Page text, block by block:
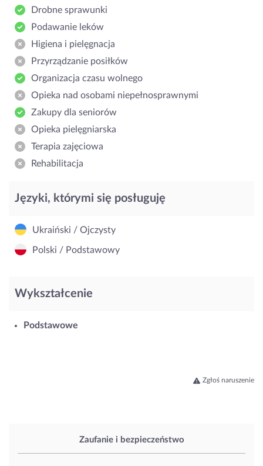
Zaufanie i bezpieczeństwo
Drobne sprawunki
Podawanie leków
Higiena i pielęgnacja
Przyrządzanie posiłków
Organizacja czasu wolnego
Opieka nad osobami niepełnosprawnymi
Zakupy dla seniorów
Opieka pielęgniarska
Terapia zajęciowa
Rehabilitacja
Języki, którymi się posługuję
Ukraiński / Ojczysty
Polski / Podstawowy
Wykształcenie
Podstawowe
Zgłoś naruszenie